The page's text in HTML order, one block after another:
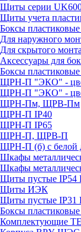
Щиты серии
Щиты учета
Боксы
Для наружного
Для скрытого
Аксессуары для
Боксы
ЩРН-П "ЭКО" -
ЩРН-П "ЭКО" -
ЩРН-Пм, ЩРВ-Пм
ЩРН-П IP40
ЩРН-П IP65
ЩРН-П, ЩРВ-П
ЩРН-П (б) с белой
Шкафы
Шкафы
Щиты пустые IP54
Щиты ИЭК
Щиты пустые IP31
Боксы
Комплектующие